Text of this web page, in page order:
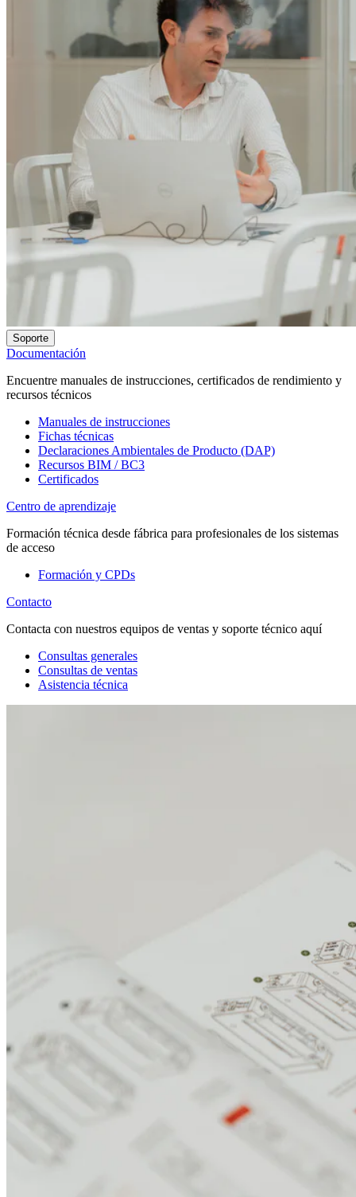
Soporte
Documentación
Encuentre manuales de instrucciones, certificados de rendimiento y
recursos técnicos
Manuales de instrucciones
Fichas técnicas
Declaraciones Ambientales de Producto (DAP)
Recursos BIM / BC3
Certificados
Centro de aprendizaje
Formación técnica desde fábrica para profesionales de los sistemas
de acceso
Formación y CPDs
Contacto
Contacta con nuestros equipos de ventas y soporte técnico aquí
Consultas generales
Consultas de ventas
Asistencia técnica